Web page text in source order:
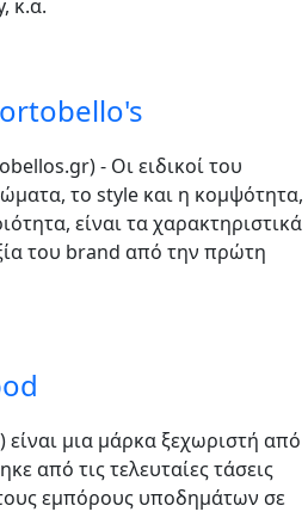
κ.α.
- Οι ειδικοί του
το style και η κομψότητα,
είναι τα χαρακτηριστικά
του brand από την πρώτη
μια μάρκα ξεχωριστή από
από τις τελευταίες τάσεις
εμπόρους υποδημάτων σε